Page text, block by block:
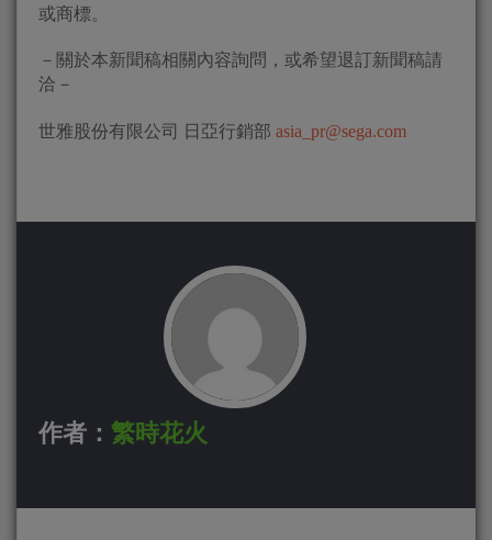
或商標。
－關於本新聞稿相關內容詢問，或希望退訂新聞稿請
洽－
世雅股份有限公司 日亞行銷部 asia_pr@sega.com
作者： 繁時花火